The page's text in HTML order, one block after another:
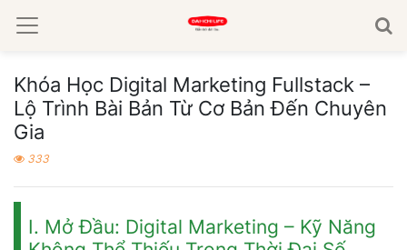
Khóa Học Digital Marketing Fullstack –
Lộ Trình Bài Bản Từ Cơ Bản Đến Chuyên
Gia
333
I. Mở Đầu: Digital Marketing – Kỹ Năng